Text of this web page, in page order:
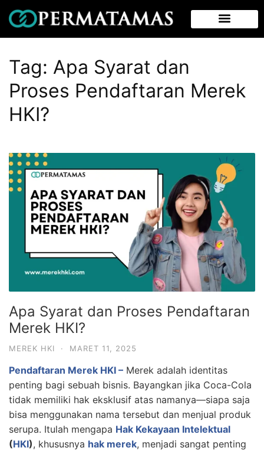
Tag: Apa Syarat dan
Proses Pendaftaran Merek
HKI?
Apa Syarat dan Proses Pendaftaran
Merek HKI?
MEREK HKI · MARET 11, 2025
Pendaftaran Merek HKI – Merek adalah identitas
penting bagi sebuah bisnis. Bayangkan jika Coca-Cola
tidak memiliki hak eksklusif atas namanya—siapa saja
bisa menggunakan nama tersebut dan menjual produk
serupa. Itulah mengapa Hak Kekayaan Intelektual
(HKI), khususnya hak merek, menjadi sangat penting